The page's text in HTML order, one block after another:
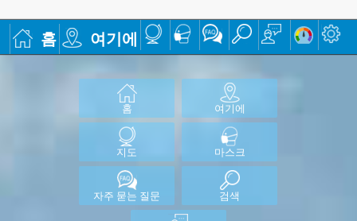
홈 여기에
홈 여기에
지도 마스크
자주 묻는 질문 검색